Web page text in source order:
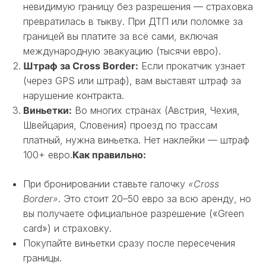
невидимую границу без разрешения — страховка
превратилась в тыкву. При ДТП или поломке за
границей вы платите за всё сами, включая
международную эвакуацию (тысячи евро).
Штраф за Cross Border: Если прокатчик узнает
(через GPS или штраф), вам выставят штраф за
нарушение контракта.
Виньетки: Во многих странах (Австрия, Чехия,
Швейцария, Словения) проезд по трассам
платный, нужна виньетка. Нет наклейки — штраф
100+ евро.Как правильно:
При бронировании ставьте галочку «Cross
Border». Это стоит 20–50 евро за всю аренду, но
вы получаете официальное разрешение («Green
card») и страховку.
Покупайте виньетки сразу после пересечения
границы.